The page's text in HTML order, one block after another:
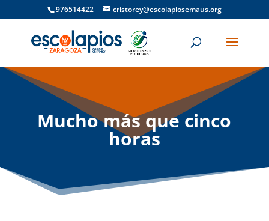
976514422 cristorey@escolapiosemaus.org
Mucho más que cinco
horas